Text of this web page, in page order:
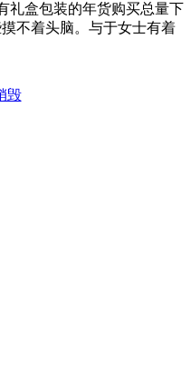
礼盒包装的年货购买总量下
不着头脑。与于女士有着
毁